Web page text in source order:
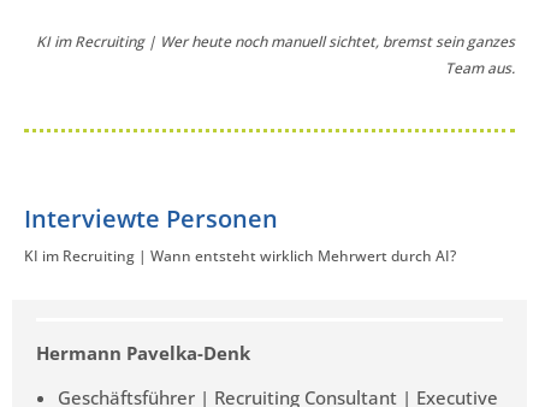
KI im Recruiting | Wer heute noch manuell sichtet, bremst sein ganzes
Team aus.
Interviewte Personen
KI im Recruiting | Wann entsteht wirklich Mehrwert durch AI?
Hermann Pavelka-Denk
Geschäftsführer | Recruiting Consultant | Executive